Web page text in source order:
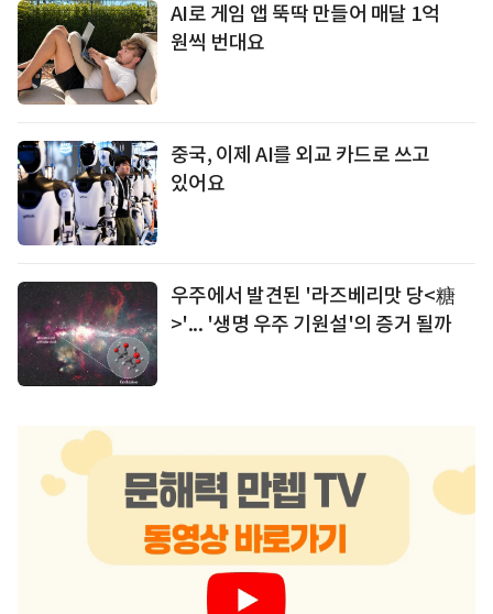
AI로 게임 앱 뚝딱 만들어 매달 1억
원씩 번대요
중국, 이제 AI를 외교 카드로 쓰고
있어요
우주에서 발견된 '라즈베리맛 당<糖
>'... '생명 우주 기원설'의 증거 될까